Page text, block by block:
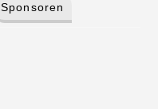
Sponsoren